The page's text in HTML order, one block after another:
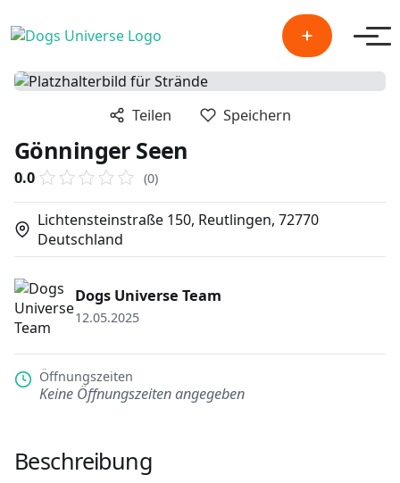
Teilen Speichern
Gönninger Seen
0.0 (0)
Lichtensteinstraße 150, Reutlingen, 72770
Deutschland
Dogs Universe Team
12.05.2025
Öffnungszeiten
Keine Öffnungszeiten angegeben
Beschreibung